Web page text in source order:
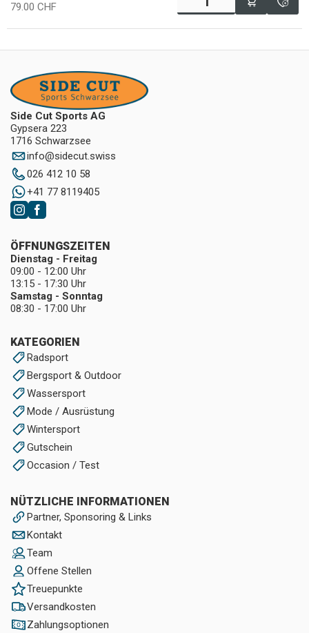
79.00 CHF
Side Cut Sports AG
Gypsera 223
1716 Schwarzsee
info@sidecut.swiss
026 412 10 58
+41 77 8119405
KATEGORIEN
Radsport
Bergsport & Outdoor
Wassersport
Mode / Ausrüstung
Wintersport
Gutschein
Occasion / Test
NÜTZLICHE INFORMATIONEN
Partner, Sponsoring & Links
Kontakt
Team
Offene Stellen
Treuepunkte
Versandkosten
Zahlungsoptionen
ÖFFNUNGSZEITEN
Dienstag - Freitag
09:00 - 12:00 Uhr
13:15 - 17:30 Uhr
Samstag - Sonntag
08:30 - 17:00 Uhr